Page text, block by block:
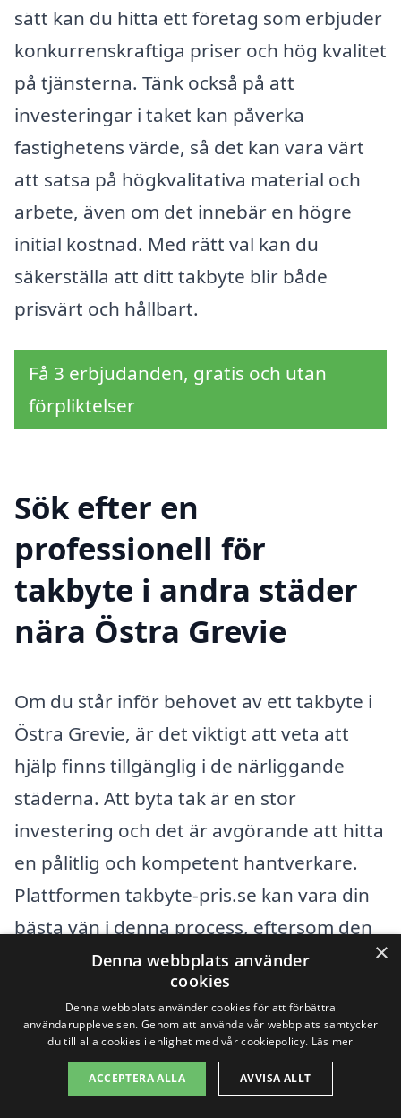
sätt kan du hitta ett företag som erbjuder
konkurrenskraftiga priser och hög kvalitet
på tjänsterna. Tänk också på att
investeringar i taket kan påverka
fastighetens värde, så det kan vara värt
att satsa på högkvalitativa material och
arbete, även om det innebär en högre
initial kostnad. Med rätt val kan du
säkerställa att ditt takbyte blir både
prisvärt och hållbart.
Få 3 erbjudanden, gratis och utan
förpliktelser
Sök efter en
professionell för
takbyte i andra städer
nära Östra Grevie
Om du står inför behovet av ett takbyte i
Östra Grevie, är det viktigt att veta att
hjälp finns tillgänglig i de närliggande
städerna. Att byta tak är en stor
investering och det är avgörande att hitta
en pålitlig och kompetent hantverkare.
Plattformen takbyte-pris.se kan vara din
bästa vän i denna process, eftersom den
ger dig möjlighet att jämföra flera olika
erbjudanden från professionella
takläggare i ditt närområde.
När du letar efter företag för takbyte i
×
Denna webbplats använder
cookies
Denna webbplats använder cookies för att förbättra
användarupplevelsen. Genom att använda vår webbplats samtycker
du till alla cookies i enlighet med vår cookiepolicy. Läs mer
ACCEPTERA ALLA AVVISA ALLT